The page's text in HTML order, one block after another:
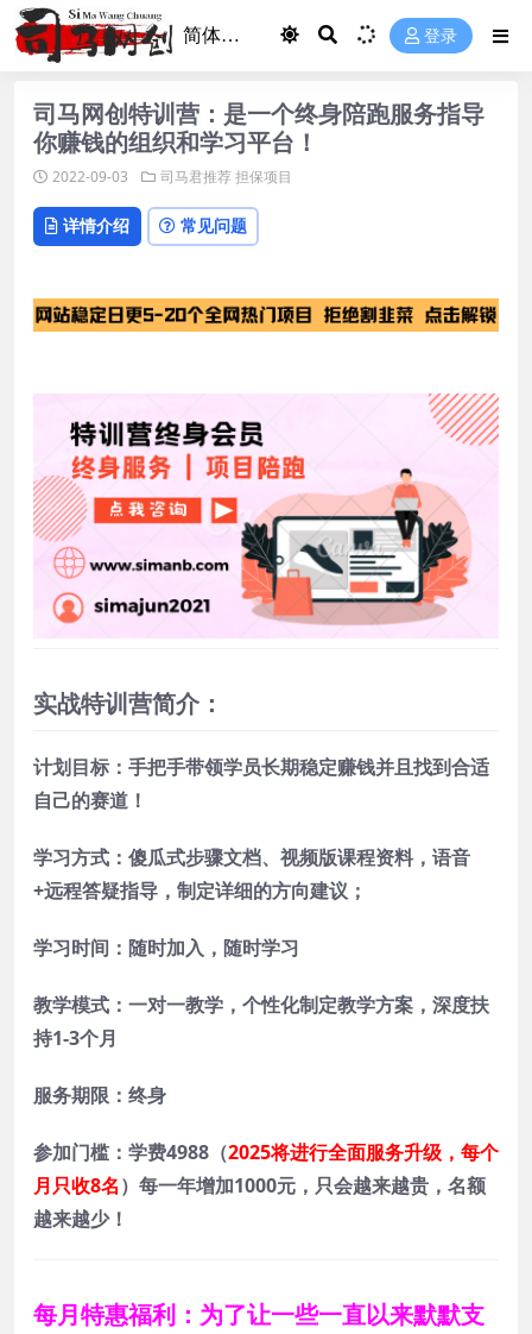
登录
司马网创特训营：是一个终身陪跑服务指导
你赚钱的组织和学习平台！
2022-09-03 司马君推荐担保项目
详情介绍 常见问题
实战特训营简介：
计划目标：手把手带领学员长期稳定赚钱并且找到合适
自己的赛道！
学习方式：傻瓜式步骤文档、 视频版课程资料，语音
+远程答疑指导，制定详细的方向建议；
学习时间：随时加入，随时学习
教学模式：一对一教学，个性化制定教学方案，深度扶
持1-3个月
服务期限： 终身
参加门槛：学费4988（2025将进行全面服务升级，每个
月只收8名）每一年增加1000元，只会越来越贵，名额
越来越少！
每月特惠福利：为了让一些一直以来默默支